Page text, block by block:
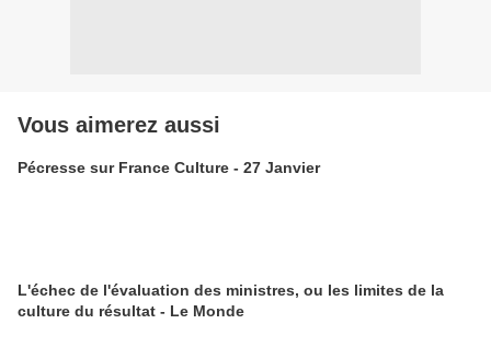
Vous aimerez aussi
Pécresse sur France Culture - 27 Janvier
L'échec de l'évaluation des ministres, ou les limites de la
culture du résultat - Le Monde